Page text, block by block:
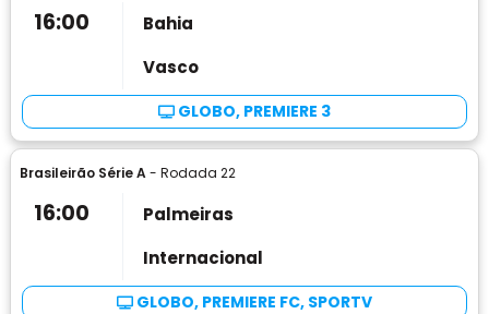
16:00
Bahia
Vasco
GLOBO, PREMIERE 3
Brasileirão Série A- Rodada 22
16:00
Palmeiras
Internacional
GLOBO, PREMIERE FC, SPORTV